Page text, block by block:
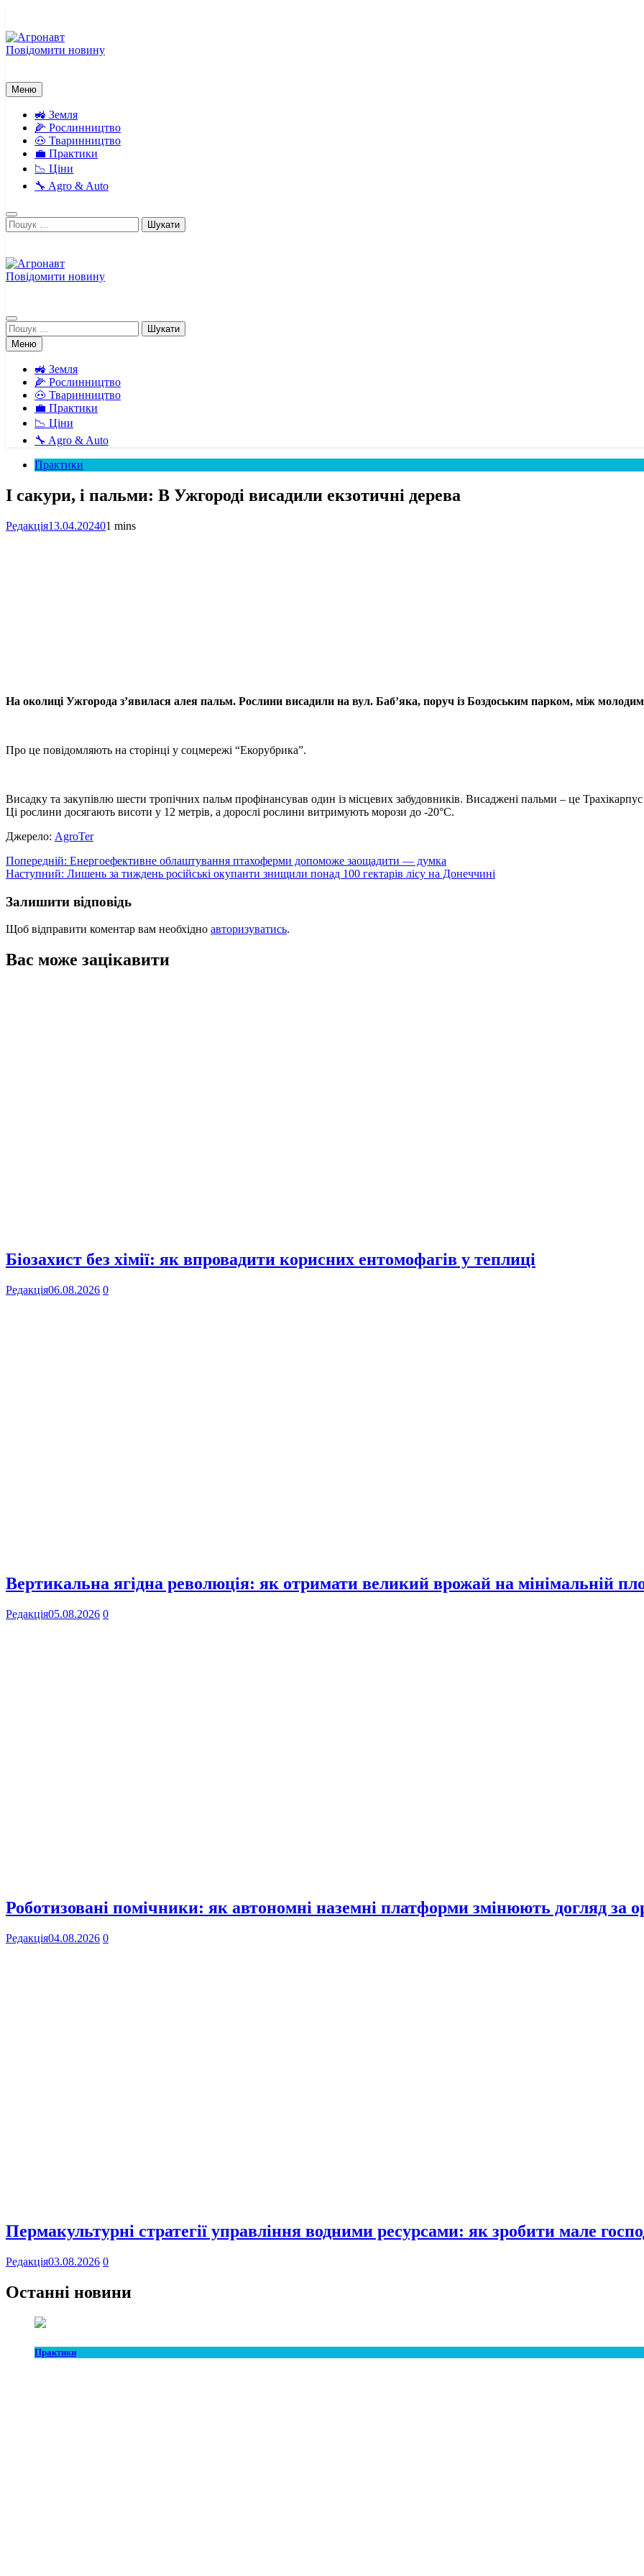
вмісту
Повідомити новину
Меню
🚜 Земля
🌽 Рослинництво
🐽 Тваринництво
💼 Практики
📉 Ціни
🔧 Agro & Auto
Пошук:
Повідомити новину
Пошук:
Меню
🚜 Земля
🌽 Рослинництво
🐽 Тваринництво
💼 Практики
📉 Ціни
🔧 Agro & Auto
Практики
І сакури, і пальми: В Ужгороді висадили екзотичні дерева
Редакція13.04.202401 mins
Link
Print
На околиці Ужгорода з’явилася алея пальм. Рослини висадили на вул. Баб’яка, поруч із Боздоським парком, між
Про це повідомляють на сторінці у соцмережі “Екорубрика”.
Висадку та закупівлю шести тропічних пальм профінансував один із місцевих забудовників. Висаджені пальми – це
Ці рослини досягають висоти у 12 метрів, а дорослі рослини витримують морози до -20°C.
Джерело: АgroTer
Навігація
записів
Попередній: Енергоефективне облаштування птахоферми допоможе заощадити — думка
Наступний: Лишень за тиждень російські окупанти знищили понад 100 гектарів лісу на Донеччині
Залишити відповідь
Щоб відправити коментар вам необхідно авторизуватись.
Вас може зацікавити
Біозахист без хімії: як впровадити корисних ентомофагів у теплиці
Редакція06.08.2026 0
Вертикальна ягідна революція: як отримати великий врожай на мінімальній
Редакція05.08.2026 0
Роботизовані помічники: як автономні наземні платформи змінюють догляд за
Редакція04.08.2026 0
Пермакультурні стратегії управління водними ресурсами: як зробити мале
Редакція03.08.2026 0
Останні новини
Практики